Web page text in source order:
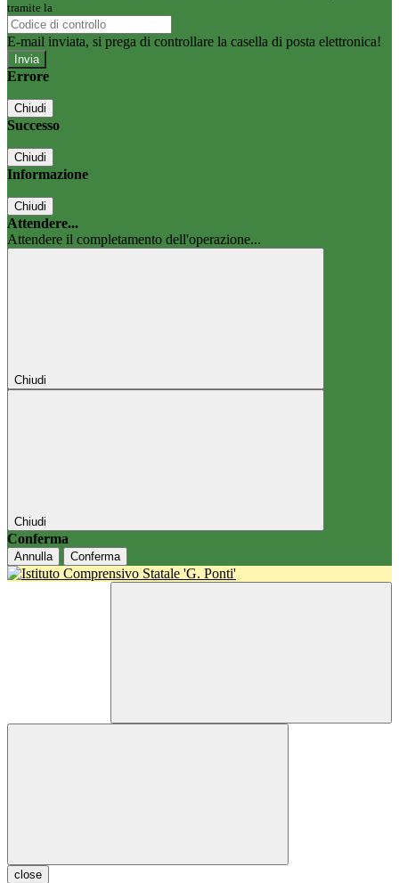
tramite la
E-mail inviata, si prega di controllare la casella di posta elettronica!
Errore
Chiudi
Successo
Chiudi
Informazione
Chiudi
Attendere...
Attendere il completamento dell'operazione...
Chiudi
Chiudi
Conferma
Annulla Conferma
close